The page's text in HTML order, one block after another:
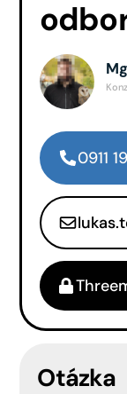
0911
Otázka